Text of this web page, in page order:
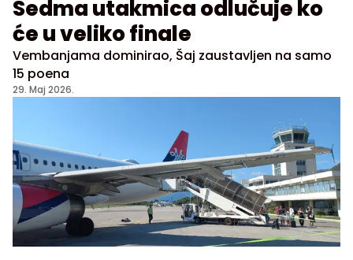
Sedma utakmica odlučuje ko
će u veliko finale
Vembanjama dominirao, Šaj zaustavljen na samo
15 poena
29. Maj 2026.